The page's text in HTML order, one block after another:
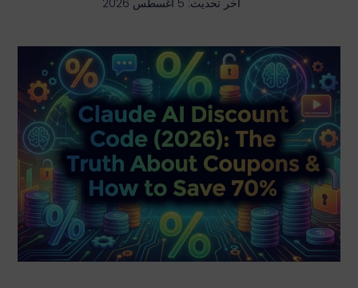
آخر تحديث: 5 أغسطس 2026